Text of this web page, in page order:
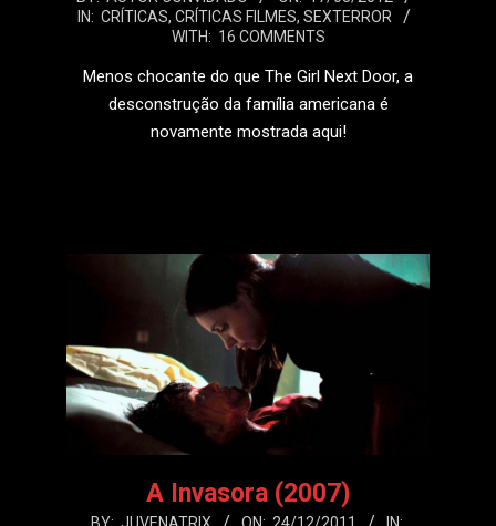
03-IN: CRÍTICAS, CRÍTICAS FILMES, SEXTERROR
WITH: 16 COMMENTS
Menos chocante do que The Girl Next Door, a
desconstrução da família americana é
novamente mostrada aqui!
A Invasora (2007)